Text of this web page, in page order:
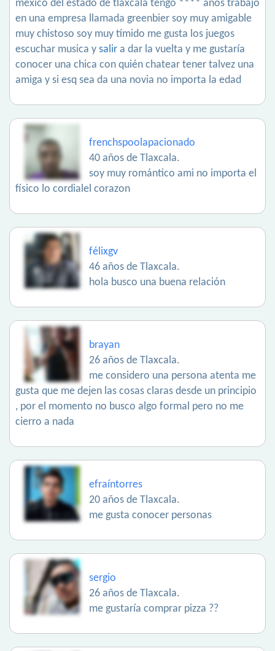
méxico del estado de tlaxcala tengo **** años trabajo
en una empresa llamada greenbier soy muy amigable
muy chistoso soy muy tímido me gusta los juegos
escuchar musica y salir a dar la vuelta y me gustaría
conocer una chica con quién chatear tener talvez una
amiga y si esq sea da una novia no importa la edad
frenchspoolapacionado
40 años de Tlaxcala.
soy muy romántico ami no importa el
físico lo cordialel corazon
félixgv
46 años de Tlaxcala.
hola busco una buena relación
brayan
26 años de Tlaxcala.
me considero una persona atenta me
gusta que me dejen las cosas claras desde un principio
, por el momento no busco algo formal pero no me
cierro a nada
efraíntorres
20 años de Tlaxcala.
me gusta conocer personas
sergio
26 años de Tlaxcala.
me gustaría comprar pizza ??